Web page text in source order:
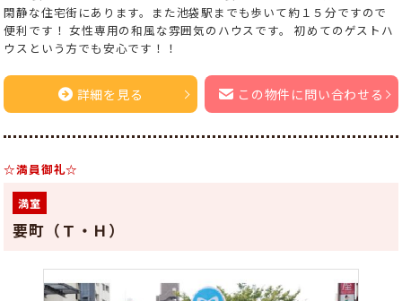
閑静な住宅街にあります。また池袋駅までも歩いて約１５分ですので
便利です！ 女性専用の和風な雰囲気のハウスです。 初めてのゲストハ
ウスという方でも安心です！！
詳細を見る この物件に問い合わせる
☆満員御礼☆
満室
要町（Ｔ・Ｈ）